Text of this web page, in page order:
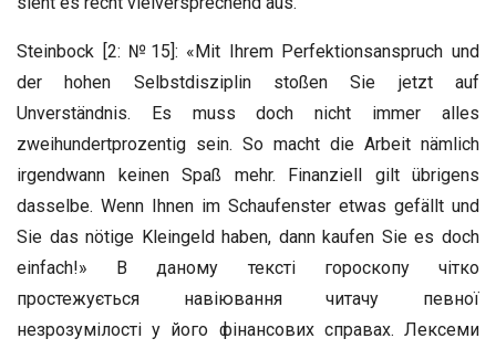
Steinbock [2: №15]: «Mit Ihrem Perfektionsanspruch und
der hohen Selbstdisziplin stoßen Sie jetzt auf
Unverständnis. Es muss doch nicht immer alles
zweihundertprozentig sein. So macht die Arbeit nämlich
irgendwann keinen Spaß mehr. Finanziell gilt übrigens
dasselbe. Wenn Ihnen im Schaufenster etwas gefällt und
Sie das nötige Kleingeld haben, dann kaufen Sie es doch
einfach!» В даному тексті гороскопу чітко
простежується навіювання читачу певної
незрозумілості у його фінансових справах. Лексеми